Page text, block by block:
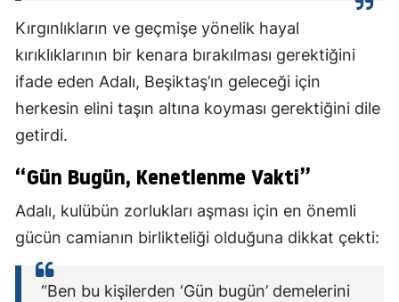
Kırgınlıkların ve geçmişe yönelik hayal
kırıklıklarının bir kenara bırakılması gerektiğini
ifade eden Adalı, Beşiktaş’ın geleceği için
herkesin elini taşın altına koyması gerektiğini dile
getirdi.
“Gün Bugün, Kenetlenme Vakti”
Adalı, kulübün zorlukları aşması için en önemli
gücün camianın birlikteliği olduğuna dikkat çekti:
“Ben bu kişilerden ‘Gün bugün’ demelerini